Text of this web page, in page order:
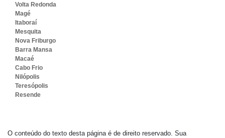
Volta Redonda
Magé
Itaboraí
Mesquita
Nova Friburgo
Barra Mansa
Macaé
Cabo Frio
Nilópolis
Teresópolis
Resende
O conteúdo do texto desta página é de direito reservado. Sua